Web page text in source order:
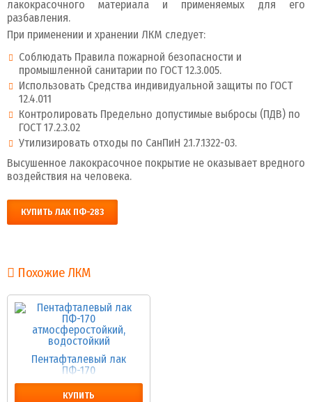
лакокрасочного материала и применяемых для его
разбавления.
При применении и хранении ЛКМ следует:
Соблюдать Правила пожарной безопасности и
промышленной санитарии по ГОСТ 12.3.005.
Использовать Средства индивидуальной защиты по ГОСТ
12.4.011
Контролировать Предельно допустимые выбросы (ПДВ) по
ГОСТ 17.2.3.02
Утилизировать отходы по СанПиН 2.1.7.1322-03.
Высушенное лакокрасочное покрытие не оказывает вредного
воздействия на человека.
КУПИТЬ ЛАК ПФ-283
Похожие ЛКМ
Пентафталевый лак
ПФ-170
атмосферостойкий,
водостойкий
КУПИТЬ